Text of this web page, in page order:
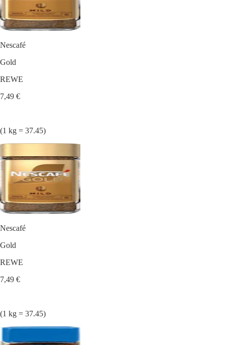
Nescafé
Gold
REWE
7,49 €
(1 kg = 37.45)
Nescafé
Gold
REWE
7,49 €
(1 kg = 37.45)